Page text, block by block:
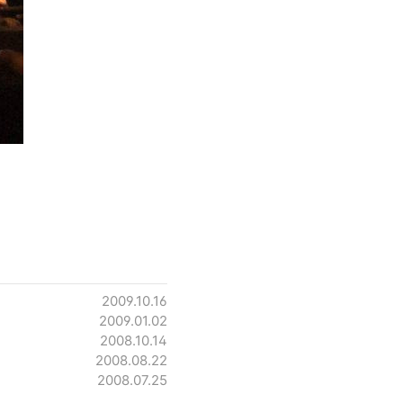
2009.10.16
2009.01.02
2008.10.14
2008.08.22
2008.07.25